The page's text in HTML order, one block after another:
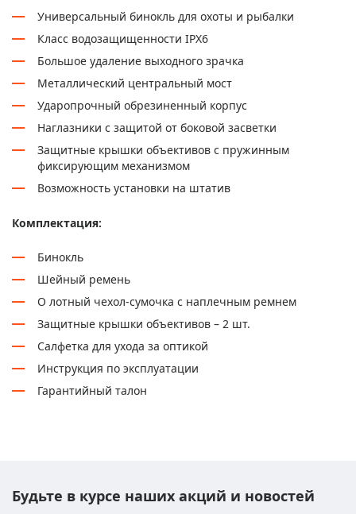
Универсальный бинокль для охоты и рыбалки
Класс водозащищенности IPX6
Большое удаление выходного зрачка
Металлический центральный мост
Ударопрочный обрезиненный корпус
Наглазники с защитой от боковой засветки
Защитные крышки объективов с пружинным
фиксирующим механизмом
Возможность установки на штатив
Комплектация:
Бинокль
Шейный ремень
О лотный чехол-сумочка с наплечным ремнем
Защитные крышки объективов – 2 шт.
Салфетка для ухода за оптикой
Инструкция по эксплуатации
Гарантийный талон
Будьте в курсе наших акций и новостей